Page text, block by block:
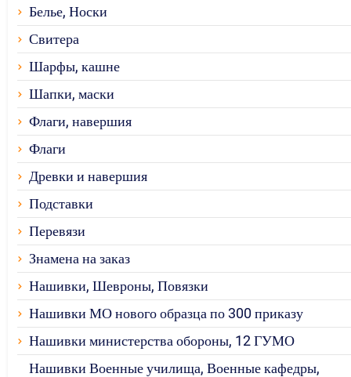
Белье, Носки
Свитера
Шарфы, кашне
Шапки, маски
Флаги, навершия
Флаги
Древки и навершия
Подставки
Перевязи
Знамена на заказ
Нашивки, Шевроны, Повязки
Нашивки МО нового образца по 300 приказу
Нашивки министерства обороны, 12 ГУМО
Нашивки Военные училища, Военные кафедры,